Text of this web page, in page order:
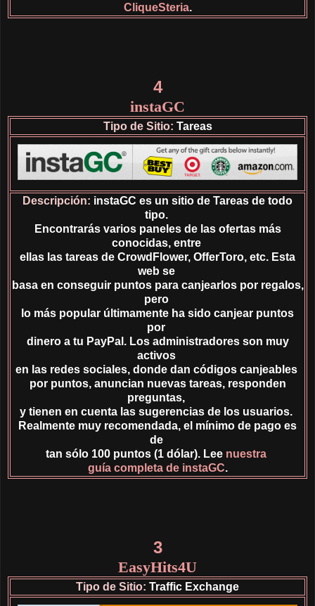
CliqueSteria.
4
instaGC
Tipo de Sitio: Tareas
Descripción: instaGC es un sitio de Tareas de todo
tipo.
Encontrarás varios paneles de las ofertas más
conocidas, entre
ellas las tareas de CrowdFlower, OfferToro, etc. Esta
web se
basa en conseguir puntos para canjearlos por regalos,
pero
lo más popular últimamente ha sido canjear puntos
por
dinero a tu PayPal. Los administradores son muy
activos
en las redes sociales, donde dan códigos canjeables
por puntos, anuncian nuevas tareas, responden
preguntas,
y tienen en cuenta las sugerencias de los usuarios.
Realmente muy recomendada, el mínimo de pago es
de
tan sólo 100 puntos (1 dólar). Lee nuestra
guía completa de instaGC.
3
EasyHits4U
Tipo de Sitio: Traffic Exchange